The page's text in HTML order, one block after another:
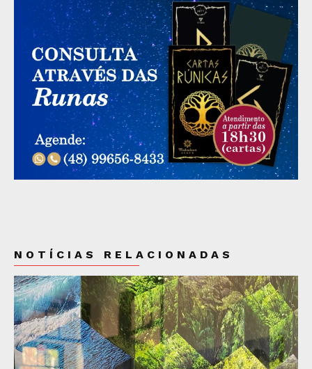
NOTÍCIAS RELACIONADAS